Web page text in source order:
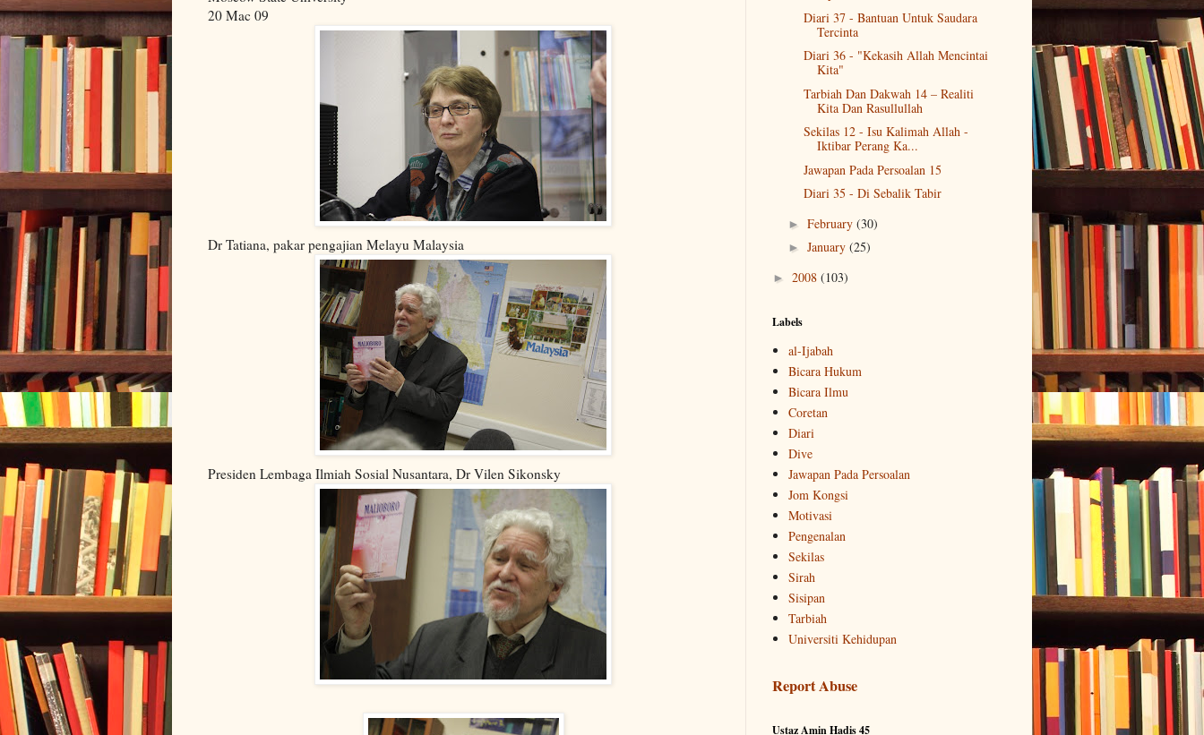
20 Mac 09
Dr Tatiana, pakar pengajian Melayu Malaysia
Presiden Lembaga Ilmiah Sosial Nusantara, Dr Vilen Sikonsky
Diari 37 - Bantuan Untuk Saudara
Tercinta
Diari 36 - "Kekasih Allah Mencintai
Kita"
Tarbiah Dan Dakwah 14 – Realiti
Kita Dan Rasullullah
Sekilas 12 - Isu Kalimah Allah -
Iktibar Perang Ka...
Jawapan Pada Persoalan 15
Diari 35 - Di Sebalik Tabir
► February (30)
► January (25)
► 2008 (103)
Labels
al-Ijabah
Bicara Hukum
Bicara Ilmu
Coretan
Diari
Dive
Jawapan Pada Persoalan
Jom Kongsi
Motivasi
Pengenalan
Sekilas
Sirah
Sisipan
Tarbiah
Universiti Kehidupan
Report Abuse
Ustaz Amin Hadis 45